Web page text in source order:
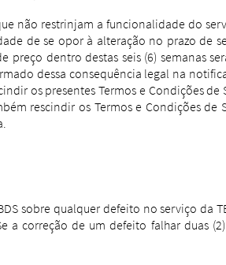
não restrinjam a funcionalidade do
de se opor à alteração no prazo de
preço dentro destas seis (6) semanas
dessa consequência legal na
os presentes Termos e Condições
rescindir os Termos e Condições
sobre qualquer defeito no serviço da
a correção de um defeito falhar duas